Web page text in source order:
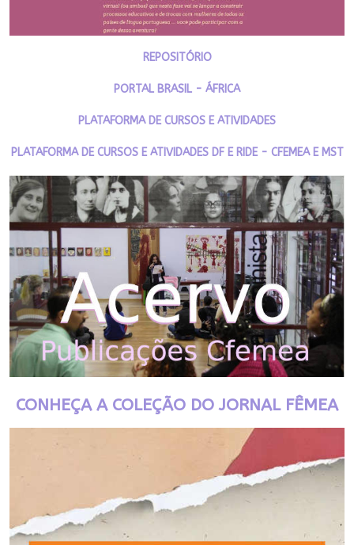
REPOSITÓRIO
PORTAL BRASIL - ÁFRICA
PLATAFORMA DE CURSOS E ATIVIDADES
PLATAFORMA DE CURSOS E ATIVIDADES DF E RIDE - CFEMEA E MST
CONHEÇA A COLEÇÃO DO JORNAL FÊMEA